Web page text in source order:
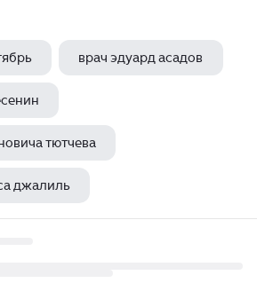
врач эдуард асадов
тютчева
джалиль